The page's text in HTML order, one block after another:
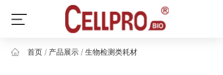
首页 / 产品展示 /生物检测类耗材